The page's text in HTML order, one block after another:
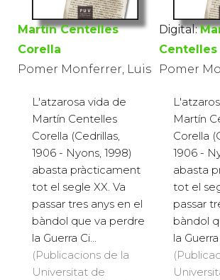
Martín Centelles
Corella
Pomer Monferrer, Luis
L'atzarosa vida de
Martín Centelles
Corella (Cedrillas,
1906 - Nyons, 1998)
abasta pràcticament
tot el segle XX. Va
passar tres anys en el
bàndol que va perdre
la Guerra Ci...
(Publicacions de la
Universitat de
Digital:
Centelles
Pomer
Martín
Corella
1906 -
abasta
tot el
passar
bàndol
la Guerra